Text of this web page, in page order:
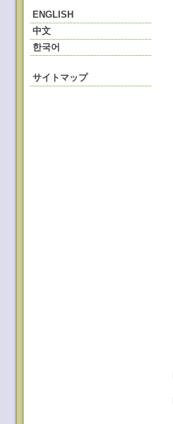
ENGLISH
中文
한국어
サイトマップ